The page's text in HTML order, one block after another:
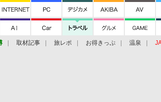
取材記事 旅レポ お得きっぷ 温泉